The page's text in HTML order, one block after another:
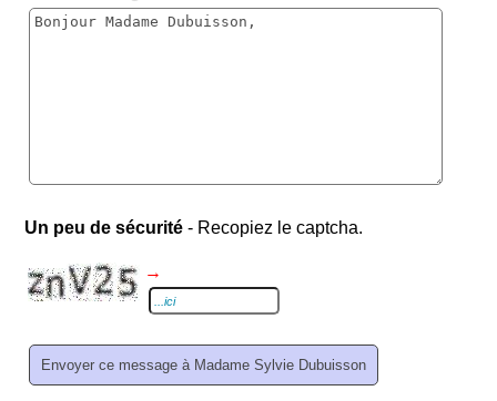
Un peu de sécurité - Recopiez le captcha.
→